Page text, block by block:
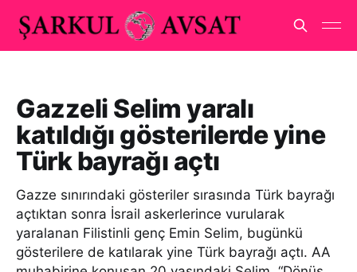
Gazzeli Selim yaralı
katıldığı gösterilerde yine
Türk bayrağı açtı
Gazze sınırındaki gösteriler sırasında Türk bayrağı
açtıktan sonra İsrail askerlerince vurularak
yaralanan Filistinli genç Emin Selim, bugünkü
gösterilere de katılarak yine Türk bayrağı açtı. AA